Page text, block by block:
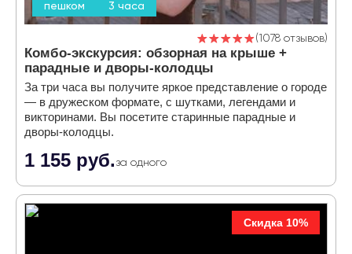
пешком 3 часа
1078 отзывов
Комбо-экскурсия: обзорная на крыше +
парадные и дворы-колодцы
За три часа вы получите яркое представление о городе
— в дружеском формате, с шутками, легендами и
викторинами. Вы посетите старинные парадные и
дворы-колодцы.
1 155 руб. за одного
Скидка 10%